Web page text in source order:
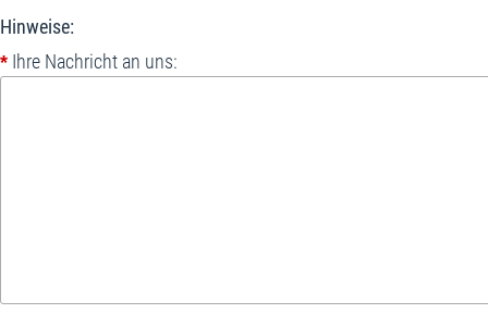
Hinweise:
* Ihre Nachricht an uns: